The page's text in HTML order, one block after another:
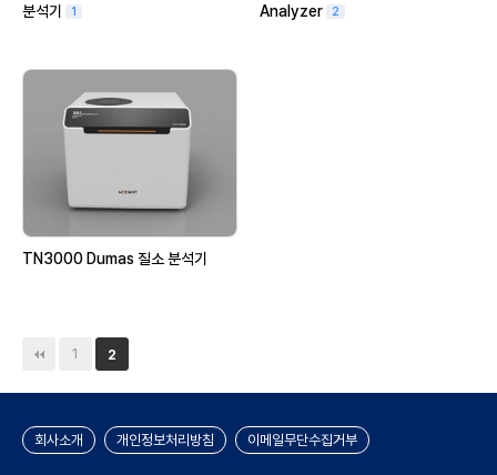
분석기
1
Analyzer
2
TN3000 Dumas 질소 분석기
1 2
회사소개 개인정보처리방침 이메일무단수집거부